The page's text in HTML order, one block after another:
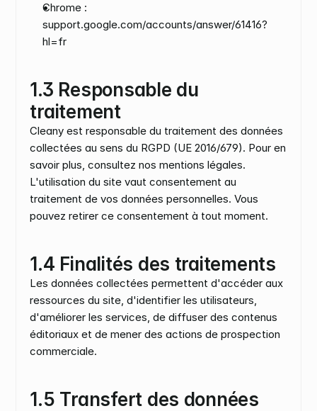
Chrome :
support.google.com/accounts/answer/61416?
hl=fr
1.3 Responsable du
traitement
Cleany est responsable du traitement des données
collectées au sens du RGPD (UE 2016/679). Pour en
savoir plus, consultez nos mentions légales.
L'utilisation du site vaut consentement au
traitement de vos données personnelles. Vous
pouvez retirer ce consentement à tout moment.
1.4 Finalités des traitements
Les données collectées permettent d'accéder aux
ressources du site, d'identifier les utilisateurs,
d'améliorer les services, de diffuser des contenus
éditoriaux et de mener des actions de prospection
commerciale.
1.5 Transfert des données